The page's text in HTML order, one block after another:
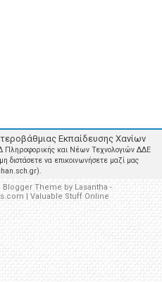
Εκπαίδευσης Χανίων
Πληροφορικής και Νέων Τεχνολογιών ΔΔΕ
διστάσετε να επικοινωνήσετε μαζί μας
Theme by Lasantha -
|Valuable Stuff Online